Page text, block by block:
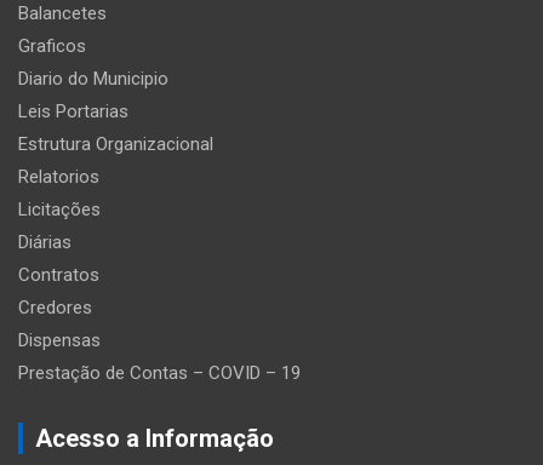
Balancetes
Graficos
Diario do Municipio
Leis Portarias
Estrutura Organizacional
Relatorios
Licitações
Diárias
Contratos
Credores
Dispensas
Prestação de Contas – COVID – 19
Acesso a Informação